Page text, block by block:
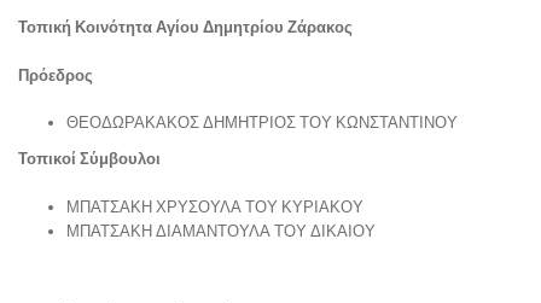
Τοπική Κοινότητα Αγίου Δημητρίου Ζάρακος
Πρόεδρος
ΘΕΟΔΩΡΑΚΑΚΟΣ ΔΗΜΗΤΡΙΟΣ ΤΟΥ ΚΩΝΣΤΑΝΤΙΝΟΥ
Τοπικοί Σύμβουλοι
ΜΠΑΤΣΑΚΗ ΧΡΥΣΟΥΛΑ ΤΟΥ ΚΥΡΙΑΚΟΥ
ΜΠΑΤΣΑΚΗ ΔΙΑΜΑΝΤΟΥΛΑ ΤΟΥ ΔΙΚΑΙΟΥ